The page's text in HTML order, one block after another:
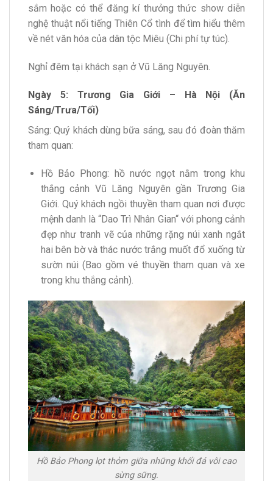
sắm hoặc có thể đăng kí thưởng thức show diễn
nghệ thuật nổi tiếng Thiên Cổ tình để tìm hiểu thêm
về nét văn hóa của dân tộc Miêu (Chi phí tự túc).
Nghỉ đêm tại khách sạn ở Vũ Lăng Nguyên.
Ngày 5: Trương Gia Giới – Hà Nội (Ăn
Sáng/Trưa/Tối)
Sáng: Quý khách dùng bữa sáng, sau đó đoàn thăm
tham quan:
Hồ Bảo Phong: hồ nước ngọt nằm trong khu
thắng cảnh Vũ Lăng Nguyên gần Trương Gia
Giới. Quý khách ngồi thuyền tham quan nơi được
mệnh danh là “Dao Trì Nhân Gian“ với phong cảnh
đẹp như tranh vẽ của những rặng núi xanh ngắt
hai bên bờ và thác nước trắng muốt đổ xuống từ
sườn núi (Bao gồm vé thuyền tham quan và xe
trong khu thắng cảnh).
Hồ Bảo Phong lọt thỏm giữa những khối đá vôi cao
sừng sững.